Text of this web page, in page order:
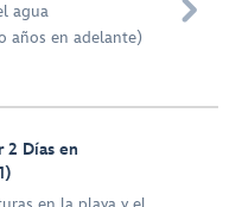
agua
años en adelante)

2 Días en